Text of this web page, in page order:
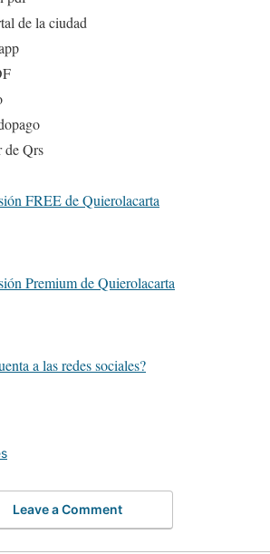
de la ciudad
de Qrs
FREE de Quierolacarta
Premium de Quierolacarta
a las redes sociales?
Leave a Comment